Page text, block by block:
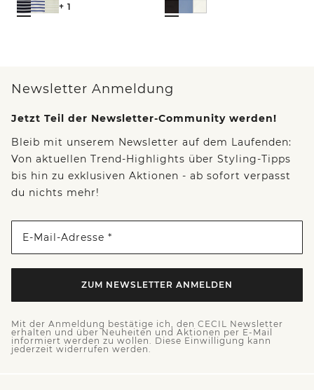
+ 1
Newsletter Anmeldung
Jetzt Teil der Newsletter-Community werden!
Bleib mit unserem Newsletter auf dem Laufenden:
Von aktuellen Trend-Highlights über Styling-Tipps
bis hin zu exklusiven Aktionen - ab sofort verpasst
du nichts mehr!
E-Mail-Adresse *
ZUM NEWSLETTER ANMELDEN
Mit der Anmeldung bestätige ich, den CECIL Newsletter
erhalten und über Neuheiten und Aktionen per E-Mail
informiert werden zu wollen. Diese Einwilligung kann
jederzeit widerrufen werden.